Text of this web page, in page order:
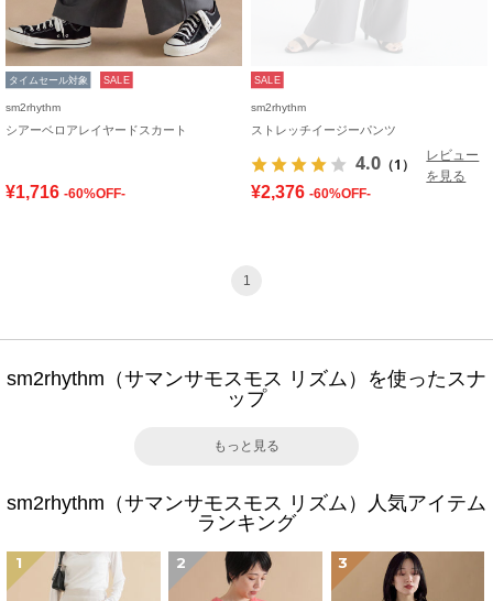
タイムセール対象 SALE
sm2rhythm
シアーベロアレイヤードスカート
¥1,716 -60%OFF-
SALE
sm2rhythm
ストレッチイージーパンツ
4.0 （1）
レビュー
を見る
¥2,376 -60%OFF-
1
sm2rhythm（サマンサモスモス リズム）を使ったスナ
ップ
もっと見る
sm2rhythm（サマンサモスモス リズム）人気アイテム
ランキング
1 2 3